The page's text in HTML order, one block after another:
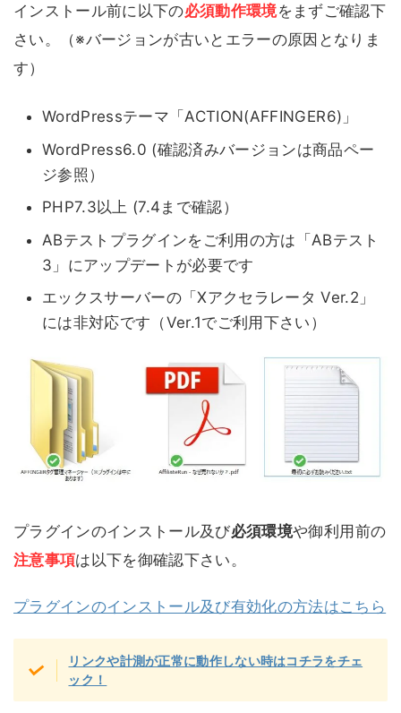
インストール前に以下の必須動作環境をまずご確認下
さい。（※バージョンが古いとエラーの原因となりま
す）
WordPressテーマ「ACTION(AFFINGER6)」
WordPress6.0 (確認済みバージョンは商品ペー
ジ参照）
PHP7.3以上 (7.4まで確認）
ABテストプラグインをご利用の方は「ABテスト
3」にアップデートが必要です
エックスサーバーの「Xアクセラレータ Ver.2」
には非対応です（Ver.1でご利用下さい）
プラグインのインストール及び必須環境や御利用前の
注意事項は以下を御確認下さい。
プラグインのインストール及び有効化の方法はこちら
リンクや計測が正常に動作しない時はコチラをチェ
ック！